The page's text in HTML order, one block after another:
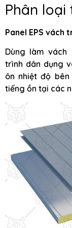
Phân loại
Panel EPS vách
Dùng làm
trình dân dụng
ôn nhiệt độ
tiếng ồn tại các